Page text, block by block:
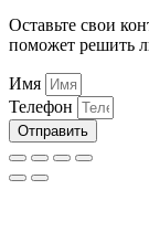
Оставьте свои
поможет решить
Имя
Телефон
Отправить